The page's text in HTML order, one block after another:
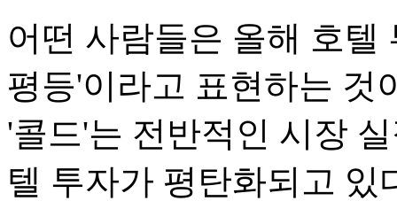
어떤 사람들은 올해 호텔
평등'이라고 표현하는 것
'콜드'는 전반적인 시장
텔 투자가 평탄화되고 있